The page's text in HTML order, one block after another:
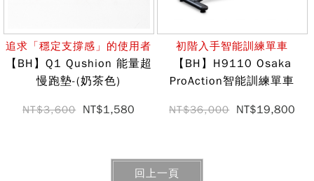
追求「穩定支撐感」的使用者
【BH】Q1 Qushion 能量超
慢跑墊-(奶茶色)
NT$3,600 NT$1,580
初階入手智能訓練單車
【BH】H9110 Osaka
ProAction智能訓練單車
NT$36,000 NT$19,800
回上一頁